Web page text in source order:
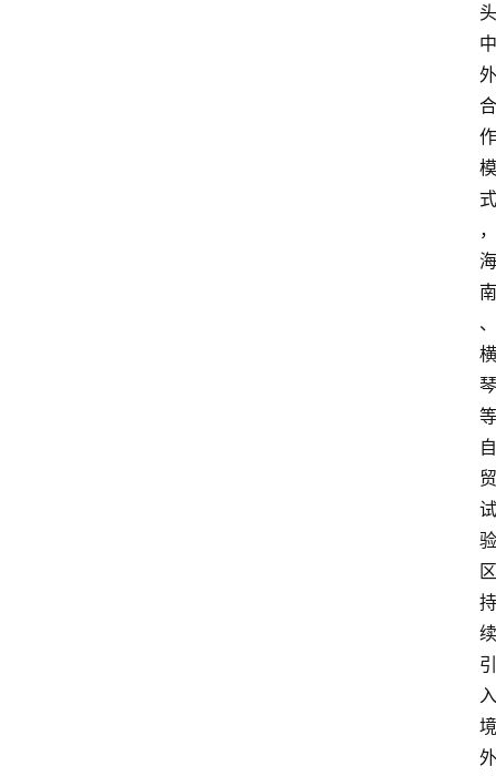
头
中
外
合
作
模
式
，
海
南
、
横
琴
等
自
贸
试
验
区
持
续
引
入
境
外